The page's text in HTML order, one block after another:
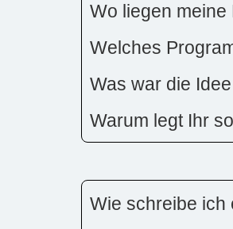
Wo liegen meine
Welches
Was war die
Warum legt Ihr
Wie schreibe ich